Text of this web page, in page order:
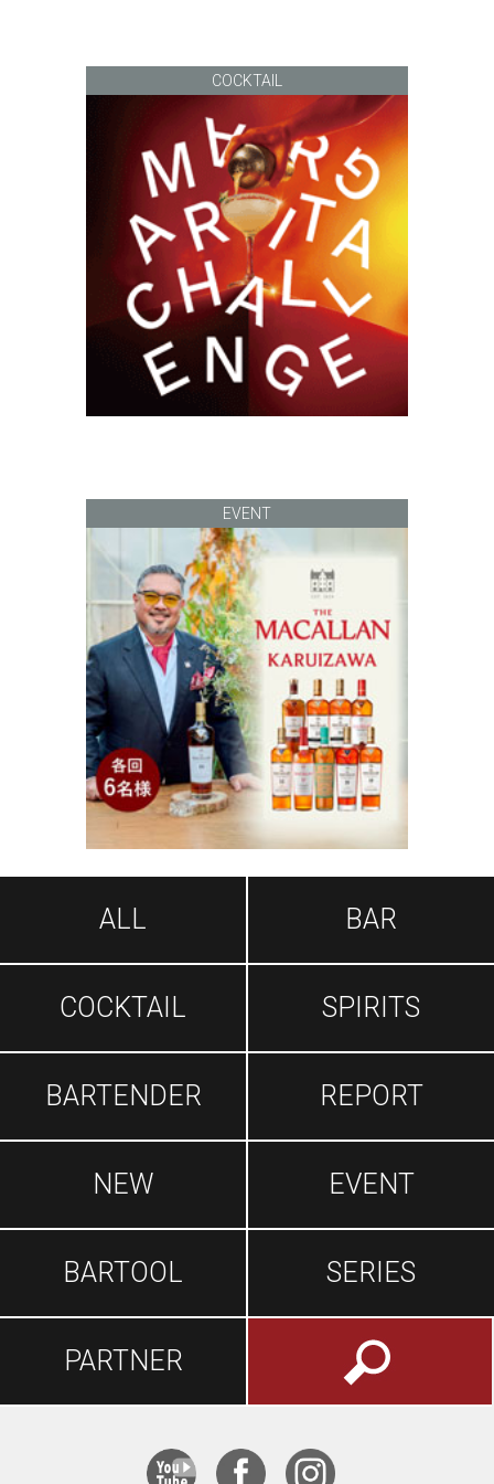
COCKTAIL
EVENT
ALL BAR
COCKTAIL SPIRITS
BARTENDER REPORT
NEW EVENT
BARTOOL SERIES
PARTNER